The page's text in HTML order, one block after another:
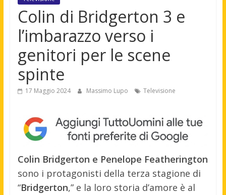
Colin di Bridgerton 3 e
l’imbarazzo verso i
genitori per le scene
spinte
17 Maggio 2024 Massimo Lupo Televisione
Colin Bridgerton e Penelope Featherington
sono i protagonisti della terza stagione di
“Bridgerton,” e la loro storia d’amore è al